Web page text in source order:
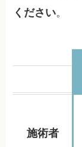
ください。
施術者